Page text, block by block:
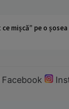
mișcă” pe o
Facebook